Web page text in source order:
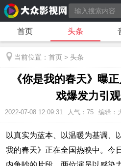
首页 头条
当前位置： 首页 > 头条
《你是我的春天》曝
戏爆发力引
2022-07-08 12:09:31 人气： 75 编辑：
以真实为蓝本、以温暖为基调、
我的春天》正在全国热映中。今